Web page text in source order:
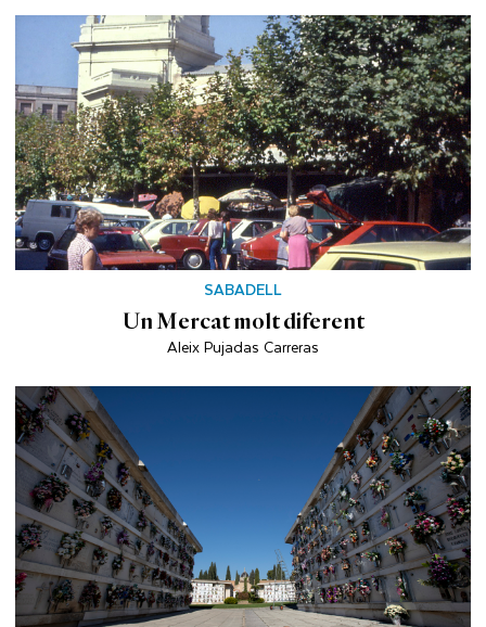
SABADELL
Un Mercat molt diferent
Aleix Pujadas Carreras